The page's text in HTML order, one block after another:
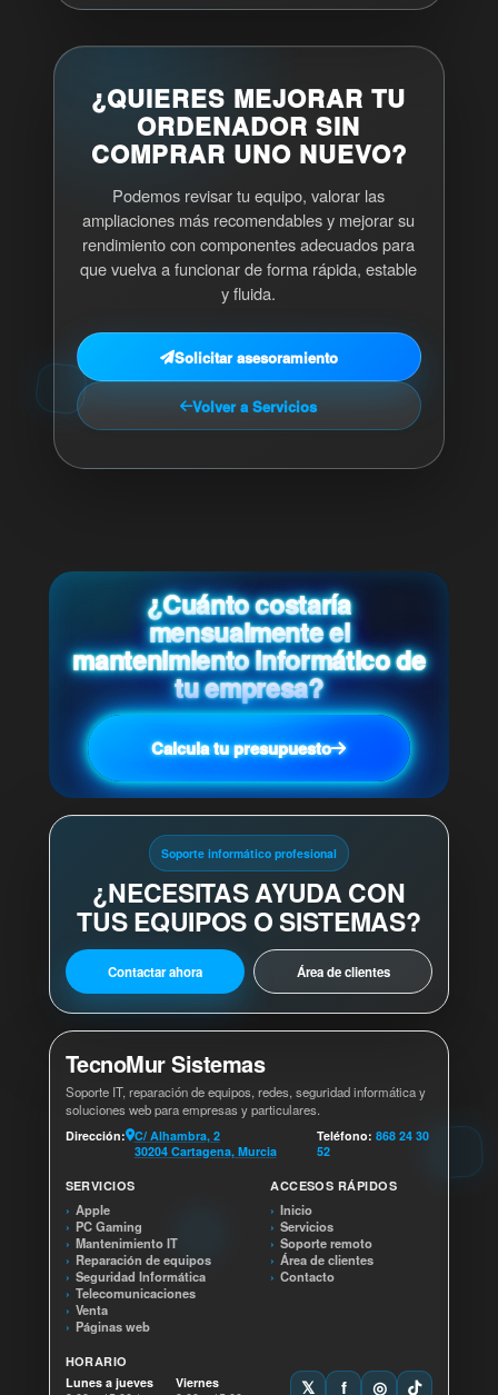
¿QUIERES MEJORAR TU
ORDENADOR SIN
COMPRAR UNO NUEVO?
Podemos revisar tu equipo, valorar las
ampliaciones más recomendables y mejorar su
rendimiento con componentes adecuados para
que vuelva a funcionar de forma rápida, estable
y fluida.
Solicitar asesoramiento
Volver a Servicios
¿Cuánto costaría
mensualmente el
mantenimiento informático de
tu empresa?
Calcula tu presupuesto
Soporte informático profesional
¿NECESITAS AYUDA CON
TUS EQUIPOS O SISTEMAS?
Contactar ahora Área de clientes
TecnoMur Sistemas
Soporte IT, reparación de equipos, redes, seguridad informática y
soluciones web para empresas y particulares.
Dirección: C/ Alhambra, 2
30204 Cartagena, Murcia
Teléfono: 868 24 30
52
SERVICIOS
Apple
PC Gaming
Mantenimiento IT
Reparación de equipos
Seguridad Informática
Telecomunicaciones
Venta
Páginas web
ACCESOS RÁPIDOS
Inicio
Servicios
Soporte remoto
Área de clientes
Contacto
HORARIO
Lunes a jueves
Viernes
𝕏 f ◎